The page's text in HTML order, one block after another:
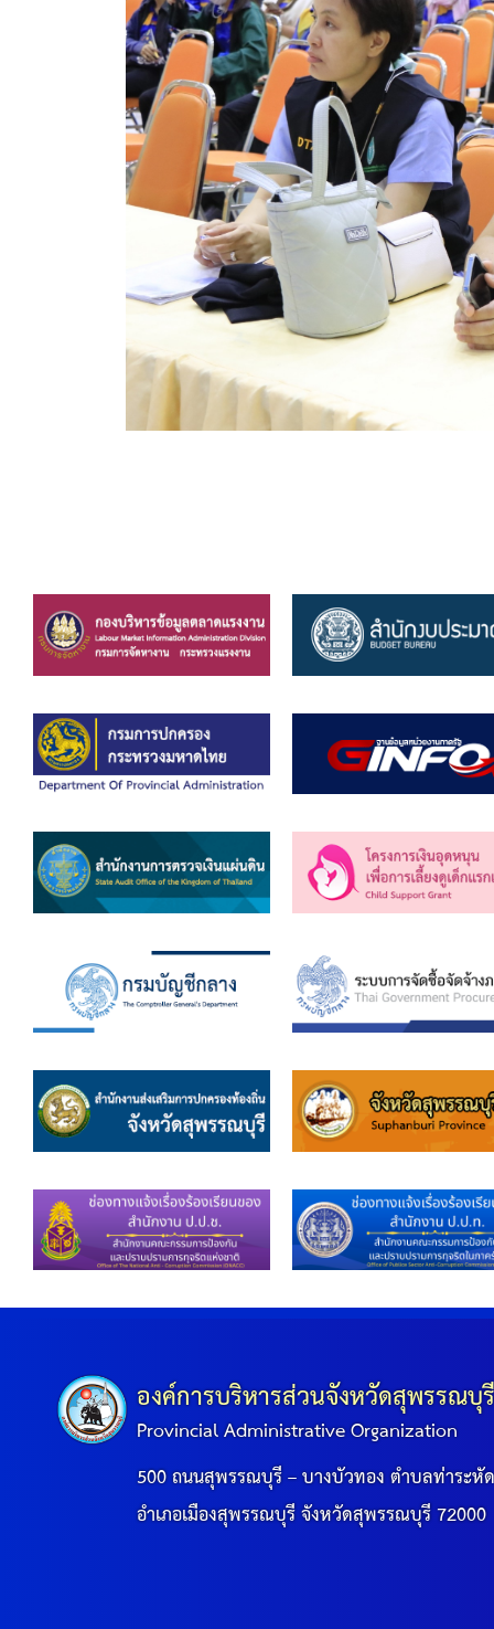
องค์การบริหารส่วนจังหวัดสุพรรณบุ
Provincial Administrative Organization
500 ถนนสุพรรณบุรี – บางบัวทอง ตำบลท่าระหั
อำเภอเมืองสุพรรณบุรี จังหวัดสุพรรณบุรี 72000